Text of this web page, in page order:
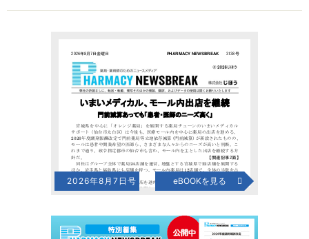
2026年8月7日号 eBOOKを見る